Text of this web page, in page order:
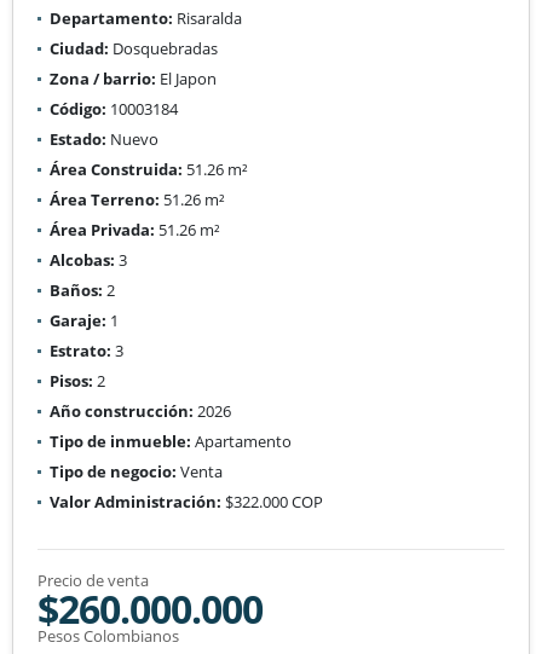
Departamento: Risaralda
Ciudad: Dosquebradas
Zona / barrio: El Japon
Código: 10003184
Estado: Nuevo
Área Construida: 51.26 m²
Área Terreno: 51.26 m²
Área Privada: 51.26 m²
Alcobas: 3
Baños: 2
Garaje: 1
Estrato: 3
Pisos: 2
Año construcción: 2026
Tipo de inmueble: Apartamento
Tipo de negocio: Venta
Valor Administración: $322.000 COP
Precio de venta
$260.000.000
Pesos Colombianos